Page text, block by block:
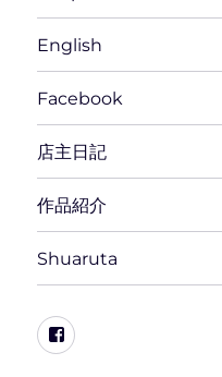
English
Facebook
店主日記
作品紹介
Shuaruta
Facebook